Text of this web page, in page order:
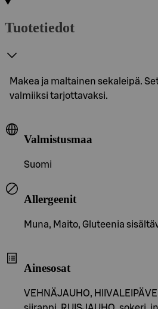
Tuotetiedot
Makea ja maltainen sekaleipä.
valmiiksi tarjottavaksi.
Valmistusmaa
Suomi
Allergeenit
Muna, Maito, Gluteenia
Ainesosat
VEHNÄJAUHO,